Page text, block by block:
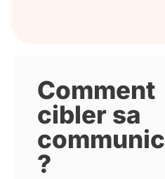
Comment
cibler sa
?